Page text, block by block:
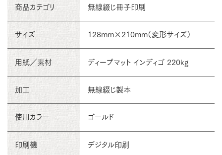
商品カテゴリ 無線綴じ冊子印刷
サイズ 128mm×210mm（変形サイズ）
用紙／素材 ディープマット インディゴ 220kg
加工 無線綴じ製本
使用カラー ゴールド
印刷機 デジタル印刷